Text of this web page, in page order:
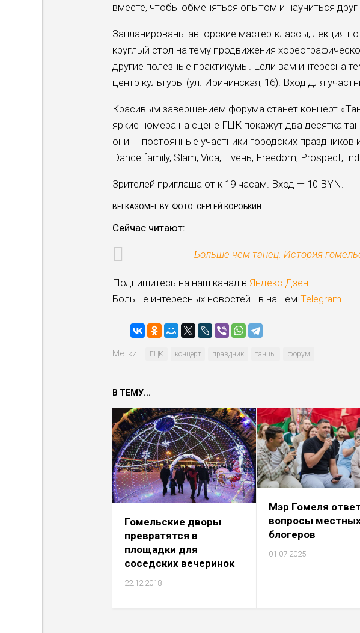
вместе, чтобы обменяться опытом и научиться
Запланированы авторские мастер-классы, лекция
круглый стол на тему продвижения
другие полезные практикумы. Если вам интересна
центр культуры (ул. Ирининская, 16). Вход для
Красивым завершением форума станет концерт
яркие номера на сцене ГЦК покажут два десятка
они — постоянные участники городских праздников
Dance family, Slam, Vida, Liveнь, Freedom, Prospect,
Зрителей приглашают к 19 часам. Вход — 10 BYN.
BELKAGOMEL.BY. ФОТО: СЕРГЕЙ КОРОБКИН
Сейчас читают:
Больше чем танец. История
Подпишитесь на наш канал в Яндекс.Дзен
Больше интересных новостей - в нашем Telegram
Метки: ГЦК концерт праздник танцы форум
В ТЕМУ...
Гомельские дворы
превратятся в
площадки для
соседских вечеринок
22.12.2018
Мэр Гомеля
вопросы
блогеров
01.07.2025